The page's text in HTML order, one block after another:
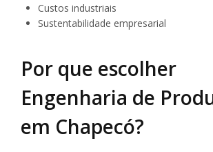
Custos industriais
Sustentabilidade empresarial
Por que escolher
Engenharia de
em Chapecó?